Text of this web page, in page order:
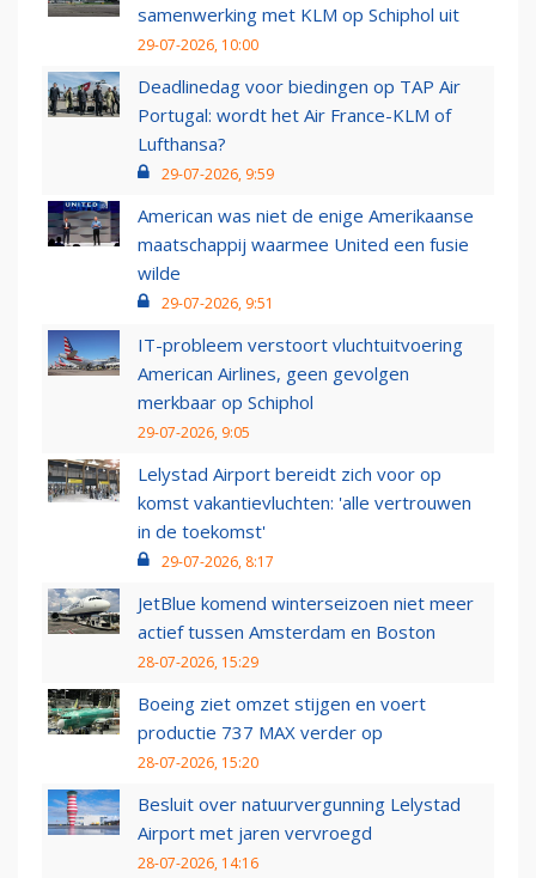
samenwerking met KLM op Schiphol uit
29-07-2026, 10:00
Deadlinedag voor biedingen op TAP Air
Portugal: wordt het Air France-KLM of
Lufthansa?
29-07-2026, 9:59
American was niet de enige Amerikaanse
maatschappij waarmee United een fusie
wilde
29-07-2026, 9:51
IT-probleem verstoort vluchtuitvoering
American Airlines, geen gevolgen
merkbaar op Schiphol
29-07-2026, 9:05
Lelystad Airport bereidt zich voor op
komst vakantievluchten: 'alle vertrouwen
in de toekomst'
29-07-2026, 8:17
JetBlue komend winterseizoen niet meer
actief tussen Amsterdam en Boston
28-07-2026, 15:29
Boeing ziet omzet stijgen en voert
productie 737 MAX verder op
28-07-2026, 15:20
Besluit over natuurvergunning Lelystad
Airport met jaren vervroegd
28-07-2026, 14:16